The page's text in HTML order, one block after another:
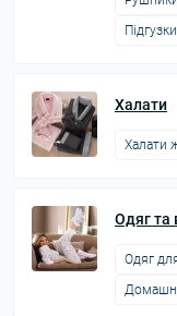
Халати
Халати
Одяг та
Одяг